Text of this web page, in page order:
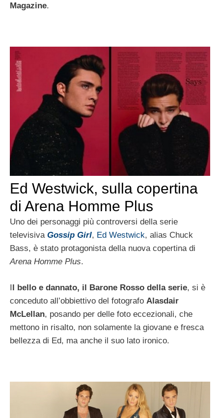
Magazine.
Ed Westwick, sulla copertina
di Arena Homme Plus
Uno dei personaggi più controversi della serie
televisiva Gossip Girl, Ed Westwick, alias Chuck
Bass, è stato protagonista della nuova copertina di
Arena Homme Plus.
Il bello e dannato, il Barone Rosso della serie, si è
conceduto all’obbiettivo del fotografo Alasdair
McLellan, posando per delle foto eccezionali, che
mettono in risalto, non solamente la giovane e fresca
bellezza di Ed, ma anche il suo lato ironico.